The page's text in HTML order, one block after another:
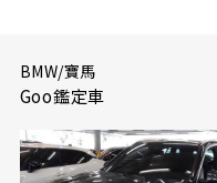
BMW/寶馬
Goo鑑定車